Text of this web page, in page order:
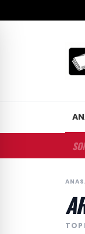
Leao